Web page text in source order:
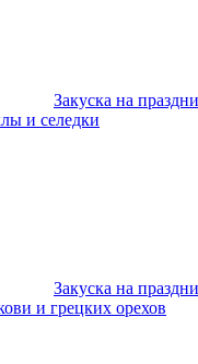
Закуска на
и селедки
Закуска на
и грецких орехов